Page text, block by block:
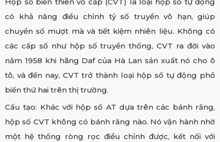
Hộp số biến thiên vô cấp (CVT) là loại hộp số tự động
có khả năng điều chỉnh tỷ số truyền vô hạn, giúp
chuyển số mượt mà và tiết kiệm nhiên liệu. Không có
các cấp số như hộp số truyền thống, CVT ra đời vào
năm 1958 khi hãng Daf của Hà Lan sản xuất nó cho ô
tô, và đến nay, CVT trở thành loại hộp số tự động phổ
biến thứ hai trên thị trường.
Cấu tạo: Khác với hộp số AT dựa trên các bánh răng,
hộp số CVT không có bánh răng nào. Nó vận hành nhờ
một hệ thống ròng rọc điều chỉnh được, kết nối với